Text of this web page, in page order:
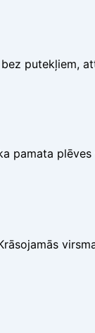
putekļiem,
pamata